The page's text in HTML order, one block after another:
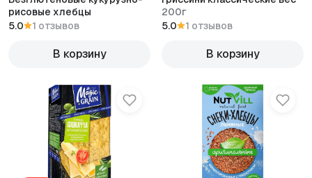
рисовые хлебцы
100г
5.0 1 отзывов
В корзину
200г
5.0
1 отзывов
В корзину